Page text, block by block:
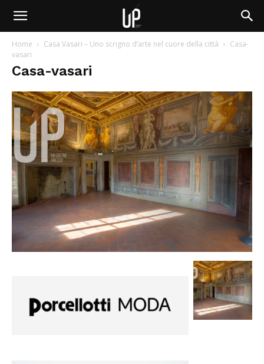
Home Casa Vasari – Uno scrigno d’arte nel cuore della città
Casa-
vasari
Casa-vasari